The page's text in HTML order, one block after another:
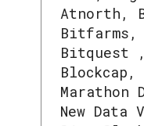
Atnorth,
Bitquest
Blockcap,
New Data